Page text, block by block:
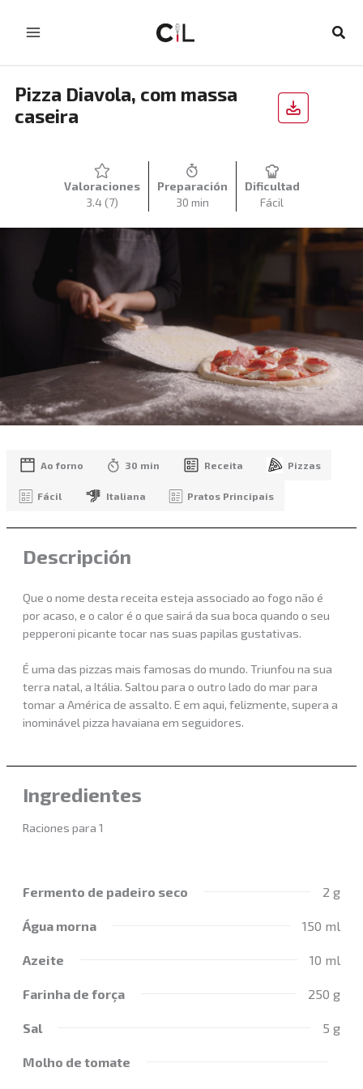
Pizza Diavola, com massa
caseira
Valoraciones
3.4 (7)
Preparación
30 min
Dificultad
Fácil
Ao forno 30 min Receita Pizzas
Fácil Italiana Pratos Principais
Descripción
Que o nome desta receita esteja associado ao fogo não é
por acaso, e o calor é o que sairá da sua boca quando o seu
pepperoni picante tocar nas suas papilas gustativas.
É uma das pizzas mais famosas do mundo. Triunfou na sua
terra natal, a Itália. Saltou para o outro lado do mar para
tomar a América de assalto. E em aqui, felizmente, supera a
inominável pizza havaiana em seguidores.
Ingredientes
Raciones para 1
Fermento de padeiro seco 2 g
Água morna 150 ml
Azeite 10 ml
Farinha de força 250 g
Sal 5 g
Molho de tomate